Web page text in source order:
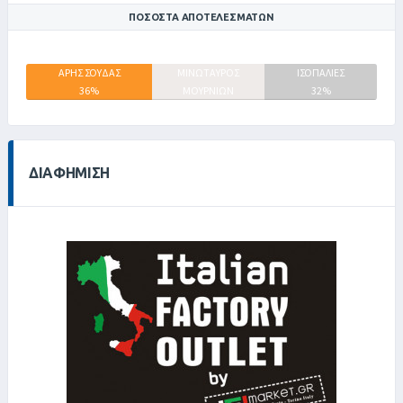
ΠΟΣΟΣΤΆ ΑΠΟΤΕΛΕΣΜΆΤΩΝ
ΑΡΗΣ ΣΟΥΔΑΣ
36%
ΙΣΟΠΑΛΙΕΣ
32%
ΔΙΑΦΉΜΙΣΗ